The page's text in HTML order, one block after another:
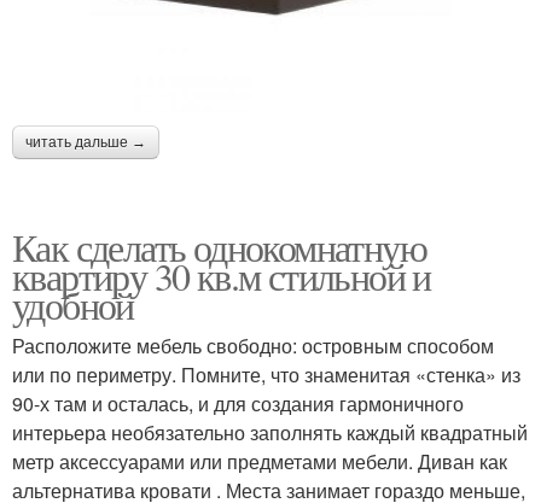
читать дальше →
Как сделать однокомнатную
квартиру 30 кв.м стильной и
удобной
Расположите мебель свободно: островным способом
или по периметру. Помните, что знаменитая «стенка» из
90-х там и осталась, и для создания гармоничного
интерьера необязательно заполнять каждый квадратный
метр аксессуарами или предметами мебели. Диван как
альтернатива кровати . Места занимает гораздо меньше,